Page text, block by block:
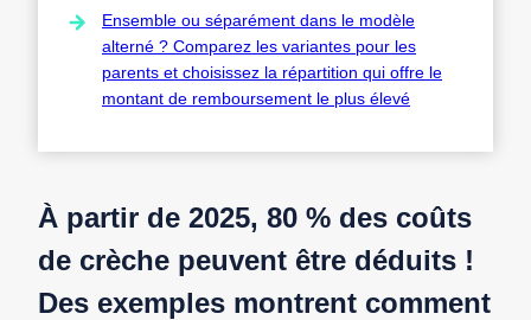
Ensemble ou séparément dans le modèle
alterné ? Comparez les variantes pour les
parents et choisissez la répartition qui offre le
montant de remboursement le plus élevé
À partir de 2025, 80 % des coûts
de crèche peuvent être déduits !
Des exemples montrent comment